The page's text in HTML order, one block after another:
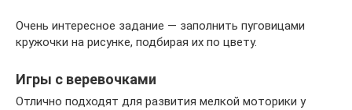
Очень интересное задание — заполнить пуговицами
кружочки на рисунке, подбирая их по цвету.
Игры с веревочками
Отлично подходят для развития мелкой моторики у